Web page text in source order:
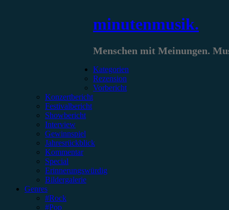
minutenmusik.
Menschen mit Meinungen.
Kategorien
Rezension
Vorbericht
Konzertbericht
Festivalbericht
Showbericht
Interview
Gewinnspiel
Jahresrückblick
Kommentar
Special
Erinnerungswürdig
Bildergalerie
Genres
#Rock
#Pop